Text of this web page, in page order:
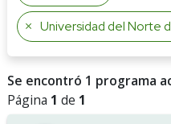
Universidad del Norte
Se encontró 1 programa
Página 1 de 1